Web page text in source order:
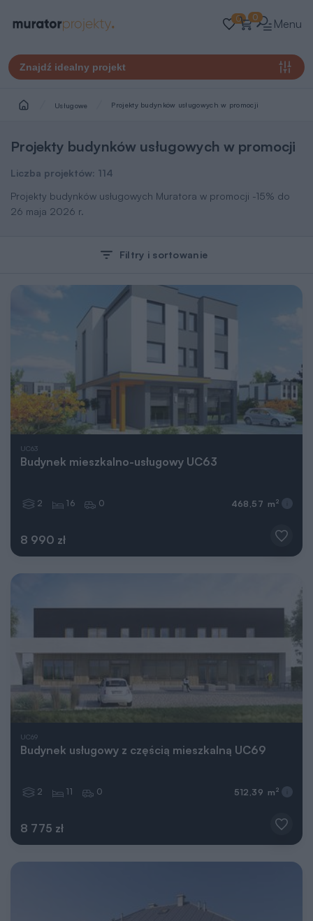
0 0 Menu
Znajdź idealny projekt
Usługowe Projekty budynków usługowych w promocji
Projekty budynków usługowych w promocji
Liczba projektów: 114
Projekty budynków usługowych Muratora w promocji -15% do
26 maja 2026 r.
Filtry i sortowanie
UC63
Budynek mieszkalno-usługowy UC63
8 990 zł
2 16 0 468,57 m 2
UC69
Budynek usługowy z częścią mieszkalną UC69
8 775 zł
2 11 0 512,39 m 2